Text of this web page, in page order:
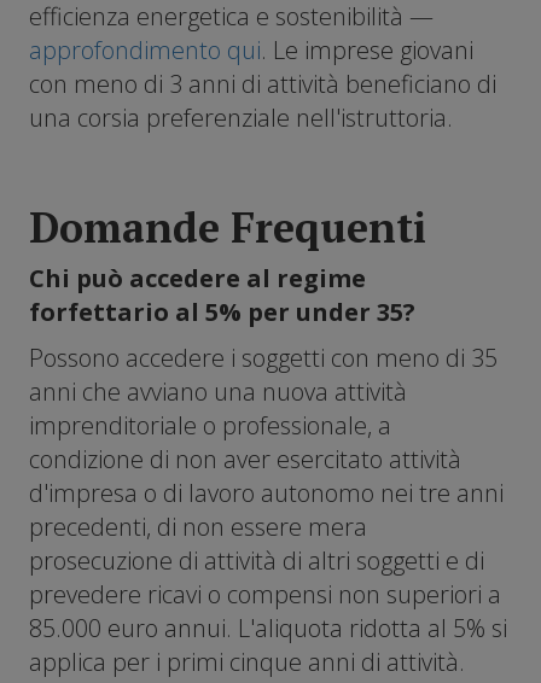
efficienza energetica e sostenibilità —
approfondimento qui. Le imprese giovani
con meno di 3 anni di attività beneficiano di
una corsia preferenziale nell'istruttoria.
Domande Frequenti
Chi può accedere al regime
forfettario al 5% per under 35?
Possono accedere i soggetti con meno di 35
anni che avviano una nuova attività
imprenditoriale o professionale, a
condizione di non aver esercitato attività
d'impresa o di lavoro autonomo nei tre anni
precedenti, di non essere mera
prosecuzione di attività di altri soggetti e di
prevedere ricavi o compensi non superiori a
85.000 euro annui. L'aliquota ridotta al 5% si
applica per i primi cinque anni di attività.